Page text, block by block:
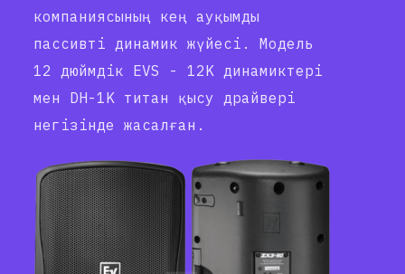
компаниясының кең ауқымды
пассивті динамик жүйесі. Модель
12 дюймдік EVS - 12K динамиктері
мен DH-1K титан қысу драйвері
негізінде жасалған.